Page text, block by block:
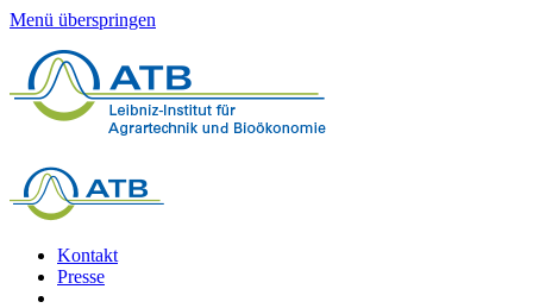
Menü überspringen
Kontakt
Presse